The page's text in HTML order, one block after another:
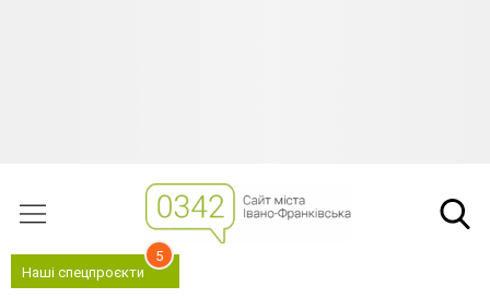
Наші спецпроєкти
5